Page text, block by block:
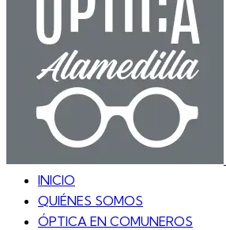
INICIO
QUIÉNES SOMOS
ÓPTICA EN COMUNEROS